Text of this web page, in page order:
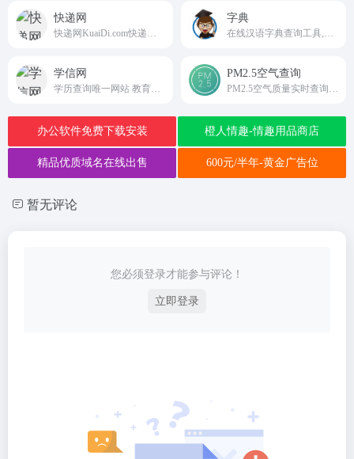
快递网 字典
学信网 PM2.5空气查询
办公软件免费下载安装 橙人情趣-情趣用品商店
精品优质域名在线出售 600元/半年-黄金广告位
暂无评论
您必须登录才能参与评论！
立即登录